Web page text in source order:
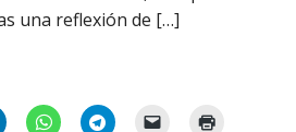
una reflexión de […]